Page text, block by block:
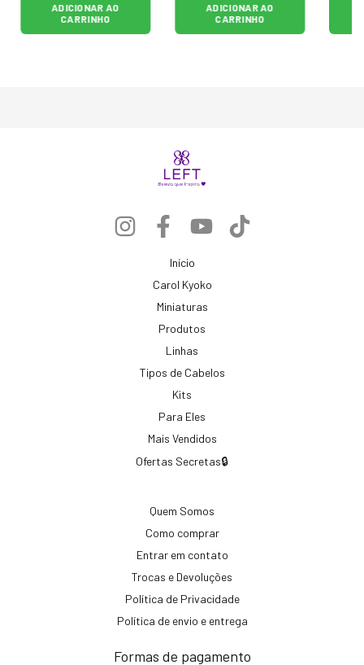
ADICIONAR AO
CARRINHO
ADICIONAR AO
CARRINHO
Início
Carol Kyoko
Miniaturas
Produtos
Linhas
Tipos de Cabelos
Kits
Para Eles
Mais Vendidos
Ofertas Secretas🔒
Quem Somos
Como comprar
Entrar em contato
Trocas e Devoluções
Política de Privacidade
Política de envio e entrega
Formas de pagamento